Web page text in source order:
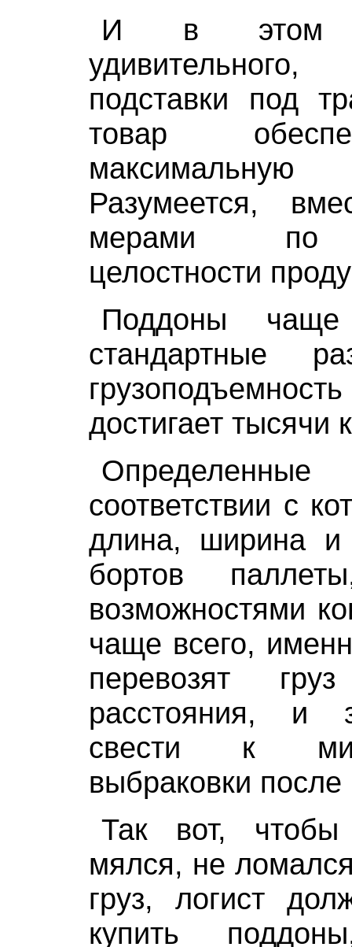
И в этом
подставки под
товар
максимальную
Разумеется,
мерами по
целостности
Поддоны
стандартные
достигает тысячи
соответствии с
длина, ширина и
бортов
возможностями
чаще всего,
перевозят
расстояния, и
свести к
выбраковки после
Так вот,
мялся, не
груз, логист
купить